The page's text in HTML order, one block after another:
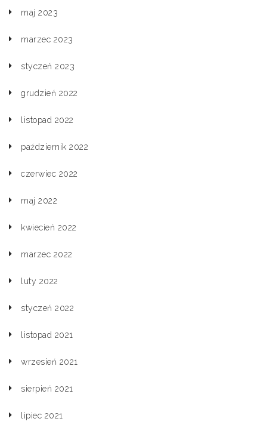
maj 2023
marzec 2023
styczeń 2023
grudzień 2022
listopad 2022
październik 2022
czerwiec 2022
maj 2022
kwiecień 2022
marzec 2022
luty 2022
styczeń 2022
listopad 2021
wrzesień 2021
sierpień 2021
lipiec 2021